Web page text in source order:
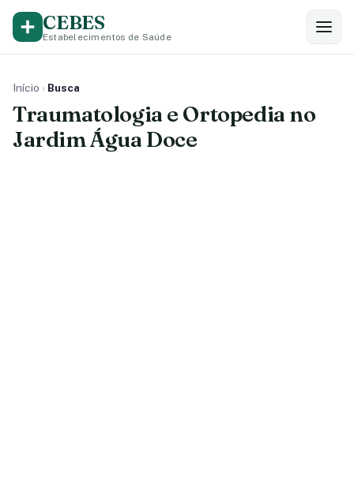
CEBES
Estabelecimentos de Saúde
Início › Busca
Traumatologia e Ortopedia no
Jardim Água Doce